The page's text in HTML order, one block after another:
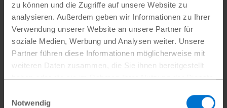
zu können und die Zugriffe auf unsere Website zu
analysieren. Außerdem geben wir Informationen zu Ihrer
Verwendung unserer Website an unsere Partner für
soziale Medien, Werbung und Analysen weiter. Unsere
Partner führen diese Informationen möglicherweise mit
weiteren Daten zusammen, die Sie ihnen bereitgestellt
haben oder die sie im Rahmen Ihrer Nutzung der Dienste
Datenschutz
Notwendig
sowohl Jungen als auch Mädchen
abwechselnd die Klassenzimmer fegen. Mit
Erfolg: Es haben mehr Mädchen
Führungsrollen bei verschiedenen